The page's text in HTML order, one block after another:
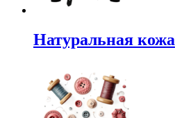
Натуральная кожа